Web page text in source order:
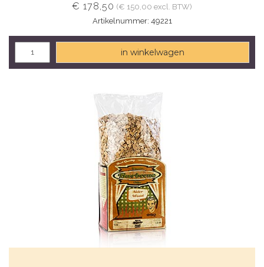
€ 178,50 (€ 150,00 excl. BTW)
Artikelnummer: 49221
in winkelwagen